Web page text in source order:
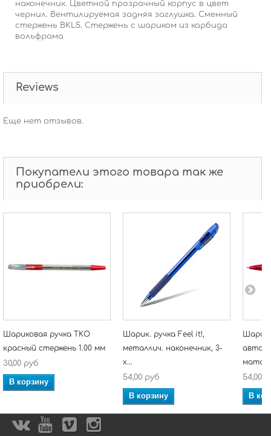
наконечник. Цветной прозрачный корпус в цвет
чернил. Вентилируемая задняя заглушка. Сменный
стержень BKL5. Стержень с шариком из карбида
вольфрама
Reviews
Еще нет отзывов.
Покупатели этого товара так же
приобрели:
Шариковая ручка TKO
красный стержень 1.00 мм
30,00 руб
В корзину
Шарик. ручка Feel it!,
металлич. наконечник, 3-
х...
54,00 руб
В корзину
54,00
В